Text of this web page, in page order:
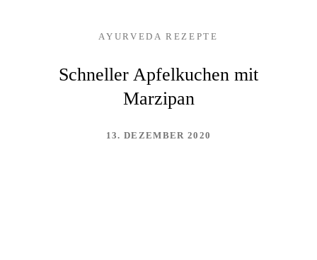
AYURVEDA REZEPTE
Schneller Apfelkuchen mit
Marzipan
13. DEZEMBER 2020